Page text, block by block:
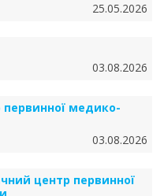
25.05.2026
03.08.2026
медико-
03.08.2026
центр первинної